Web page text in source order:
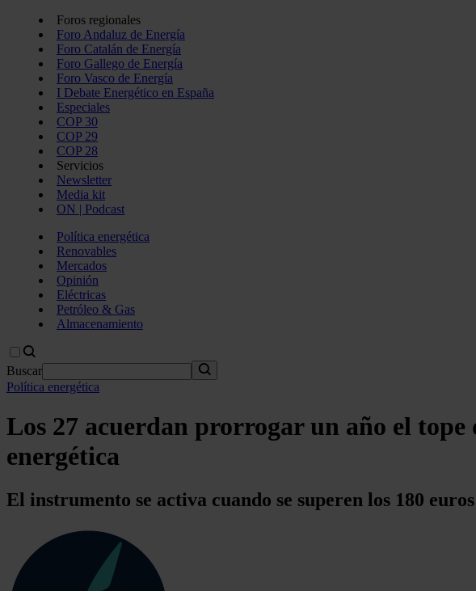
Foros regionales
Foro Andaluz de Energía
Foro Catalán de Energía
Foro Gallego de Energía
Foro Vasco de Energía
I Debate Energético en España
Especiales
COP 30
COP 29
COP 28
Servicios
Newsletter
Media kit
ON | Podcast
Política energética
Renovables
Mercados
Opinión
Eléctricas
Petróleo & Gas
Almacenamiento
Buscar
Política energética
Los 27 acuerdan prorrogar un año el tope
energética
El instrumento se activa cuando se superen los 180